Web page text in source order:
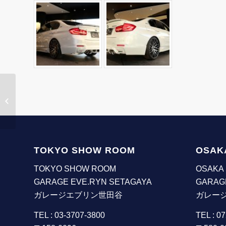
TOKYO SHOW ROOM
TOKYO SHOW ROOM
GARAGE EVE.RYN SETAGAYA
ガレージエブリン世田谷
TEL : 03-3707-3800
OSAKA
ガレー
TEL :